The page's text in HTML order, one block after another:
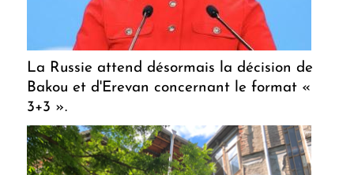
La Russie attend désormais la décision de
Bakou et d'Erevan concernant le format «
3+3 ».